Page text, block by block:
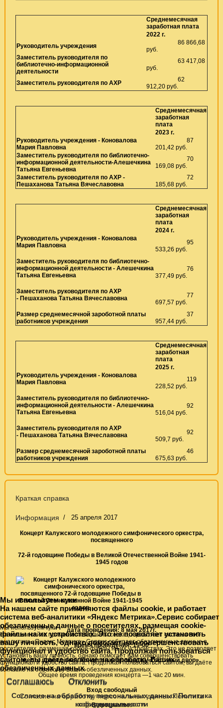
Мы используем куки
На нашем сайте применяются файлы cookie, и работает
система веб-аналитики «Яндекс Метрика».Сервис собирает
обезличенные данные о посетителях, размещая cookie-
файлы на их устройствах. Это не позволяет установить
вашу личность, однако помогает нам совершенствовать
функционал и удобство сайта. Продолжая пользоваться
сайтом, вы даёте согласие на обработку Ваших
обезличенных данных.
Соглашаюсь
Отклонить
Согласие на обработку персональных данных Политика
кофиденциальности
Среднемесячная
заработная плата
2022 г.
Руководитель учреждения
86 866,68
руб.
Заместитель руководителя по
библиотечно-информационной
деятельности
63 417,08
руб.
Заместитель руководителя по АХР
62
912,20 руб.
Среднемесячная
заработная
плата
2023 г.
Руководитель учреждения - Коновалова
Мария Павловна
87
201,42 руб.
Заместитель руководителя по библиотечно-
информационной деятельности-Алешечкина
Татьяна Евгеньевна
70
169,08 руб.
Заместитель руководителя по АХР -
Пешаханова Татьяна Вячеславовна
72
185,68 руб.
Среднемесячная
заработная
плата
2024 г.
Руководитель учреждения - Коновалова
Мария Павловна
95
533,26 руб.
Заместитель руководителя по библиотечно-
информационной деятельности - Алешечкина
Татьяна Евгеньевна
76
377,49 руб.
Заместитель руководителя по АХР
- Пешаханова Татьяна Вячеславовна
77
697,57 руб.
Размер среднемесячной зароботной платы
работников учреждения
37
957,44 руб.
Среднемесячная
заработная
плата
2025 г.
Руководитель учреждения - Коновалова
Мария Павловна
119
228,52 руб.
Заместитель руководителя по библиотечно-
информационной деятельности - Алешечкина
Татьяна Евгеньевна
92
516,04 руб.
Заместитель руководителя по АХР
- Пешаханова Татьяна Вячеславовна
92
509,7 руб.
Размер среднемесячной зароботной платы
работников учреждения
46
675,63 руб.
Краткая справка
Информация 25 апреля 2017
Концерт Калужского молодежного симфонического оркестра,
посвященного
72-й годовщине Победы в Великой Отечественной Войне 1941-
1945 годов
дата проведения: 8мая 2017г.
время проведения: 19-00
место проведения: Концертная площадка «Гостиный двор».
Общее время проведения концерта —1 час 20 мин.
Вход свободный
В программе:
Мы используем куки
На нашем сайте применяются файлы cookie, и работает система веб-
аналитики «Яндекс Метрика».Сервис собирает обезличенные данные о
посетителях, размещая cookie-файлы на их устройствах. Это не позволяет
установить вашу личность, однако помогает нам совершенствовать
функционал и удобство сайта. Продолжая пользоваться сайтом, вы даёте
согласие на обработку Ваших обезличенных данных.
Соглашаюсь Отклонить
Согласие на обработку персональных данныхПолитика
кофиденциальности